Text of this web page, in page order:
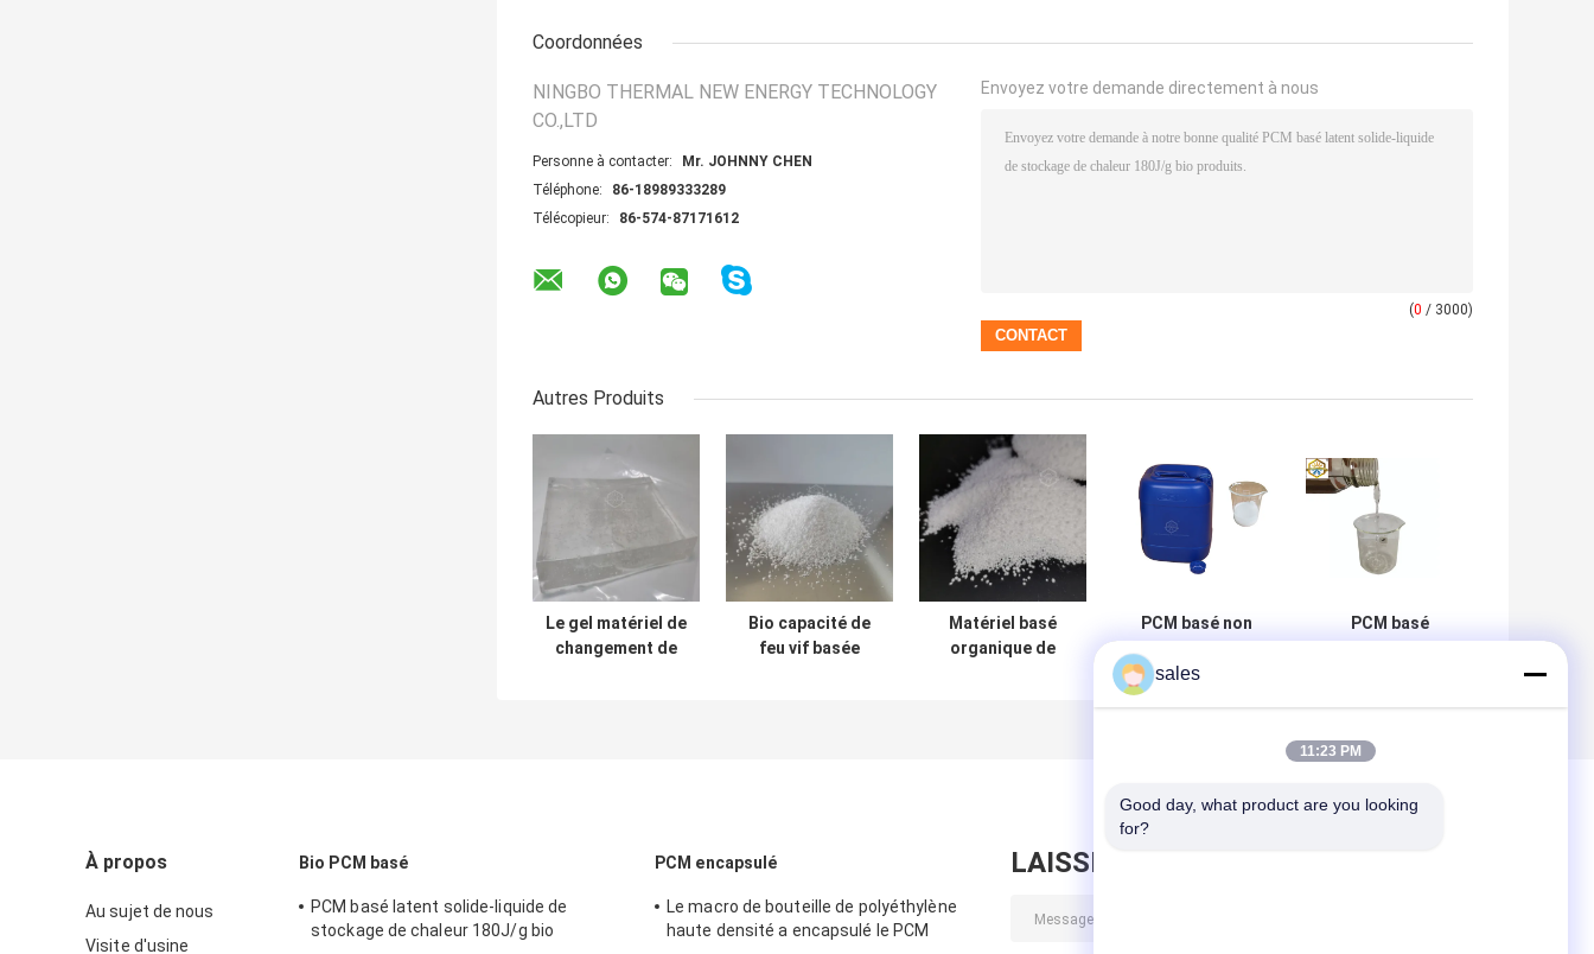
Coordonnées
NINGBO THERMAL NEW ENERGY TECHNOLOGY
CO.,LTD
Personne à contacter:
Mr. JOHNNY CHEN
Téléphone:
86-18989333289
Télécopieur:
86-574-87171612
Envoyez votre demande directement à nous
(0 / 3000)
Autres Produits
Le gel matériel de
changement de
Bio capacité de
feu vif basée
Matériel basé
organique de
PCM basé non
toxique de fonte
de la température
PCM basé
l'énergie bio
À propos
Au sujet de nous
Visite d'usine
Bio PCM basé
PCM basé latent solide-liquide de
stockage de chaleur 180J/g bio
PCM encapsulé
Le macro de bouteille de polyéthylène
haute densité a encapsulé le PCM
LAISSEZ UN MESSAGE
sales
11:23 PM
Good day, what product are you looking
for?